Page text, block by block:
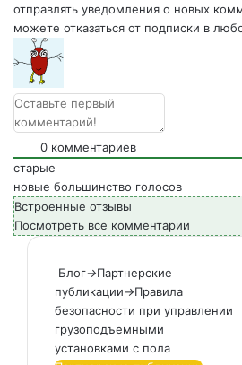
отправлять уведомления о новых
можете отказаться от подписки в
0 комментариев
старые
новые большинство голосов
Встроенные отзывы
Посмотреть все комментарии